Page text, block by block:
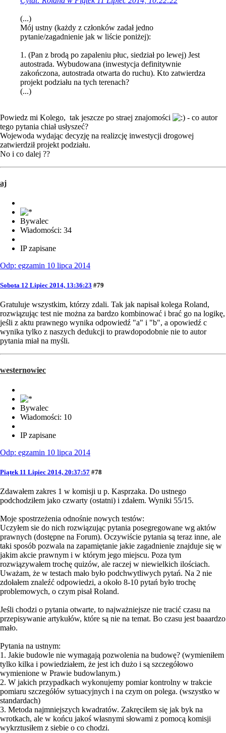
(...)
Mój ustny (każdy z członków zadał jedno
pytanie/zagadnienie jak w liście poniżej):
1. (Pan z brodą po zapaleniu płuc, siedział po lewej) Jest
autostrada. Wybudowana (inwestycja definitywnie
zakończona, autostrada otwarta do ruchu). Kto zatwierdza
projekt podziału na tych terenach?
(...)
Powiedz mi Kolego, tak jeszcze po straej znajomości
- co autor
tego pytania chiał usłyszeć?
Wojewoda wydając decyzję na realizcję inwestycji drogowej
zatwierdził projekt podziału.
No i co dalej ??
aj
Bywalec
Wiadomości: 34
IP zapisane
Odp: egzamin 10 lipca 2014
Sobota 12 Lipiec 2014, 13:36:23 #79
Gratuluje wszystkim, którzy zdali. Tak jak napisał kolega Roland,
rozwiązując test nie można za bardzo kombinować i brać go na logikę,
jeśli z aktu prawnego wynika odpowiedź "a" i "b", a opowiedź c
wynika tylko z naszych dedukcji to prawdopodobnie nie to autor
pytania miał na myśli.
westernowiec
Bywalec
Wiadomości: 10
IP zapisane
Odp: egzamin 10 lipca 2014
Piątek 11 Lipiec 2014, 20:37:57 #78
Zdawałem zakres 1 w komisji u p. Kasprzaka. Do ustnego
podchodziłem jako czwarty (ostatni) i zdałem. Wyniki 55/15.
Moje spostrzeżenia odnośnie nowych testów:
Uczyłem sie do nich rozwiązując pytania posegregowane wg aktów
prawnych (dostępne na Forum). Oczywiście pytania są teraz inne, ale
taki sposób pozwala na zapamiętanie jakie zagadnienie znajduje się w
jakim akcie prawnym i w którym jego miejscu. Poza tym
rozwiązywałem trochę quizów, ale raczej w niewielkich ilościach.
Uważam, że w testach mało było podchwytliwych pytań. Na 2 nie
zdołałem znaleźć odpowiedzi, a około 8-10 pytań było trochę
problemowych, o czym pisał Roland.
Jeśli chodzi o pytania otwarte, to najważniejsze nie tracić czasu na
przepisywanie artykułów, które są nie na temat. Bo czasu jest baaardzo
mało.
Pytania na ustnym:
1. Jakie budowle nie wymagają pozwolenia na budowę? (wymieniłem
tylko kilka i powiedziałem, że jest ich dużo i są szczegółowo
wymienione w Prawie budowlanym.)
2. W jakich przypadkach wykonujemy pomiar kontrolny w trakcie
pomiaru szczegółów sytuacyjnych i na czym on polega. (wszystko w
standardach)
3. Metoda najmniejszych kwadratów. Zakręciłem się jak byk na
wrotkach, ale w końcu jakoś własnymi słowami z pomocą komisji
wykrztusiłem z siebie o co chodzi.